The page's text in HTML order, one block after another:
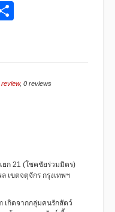
e
, 0 reviews
ก 21 (โชคชัยร่วมมิตร)
เขตจตุจักร กรุงเทพฯ
เกิดจากกลุ่มคนรักสัตว์